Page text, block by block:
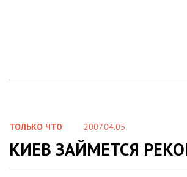
ТОЛЬКО ЧТО 2007.04.05
КИЕВ ЗАЙМЕТСЯ